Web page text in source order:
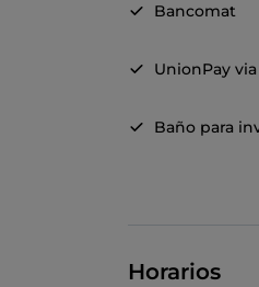
Bancomat
UnionPay
Baño para
Horarios